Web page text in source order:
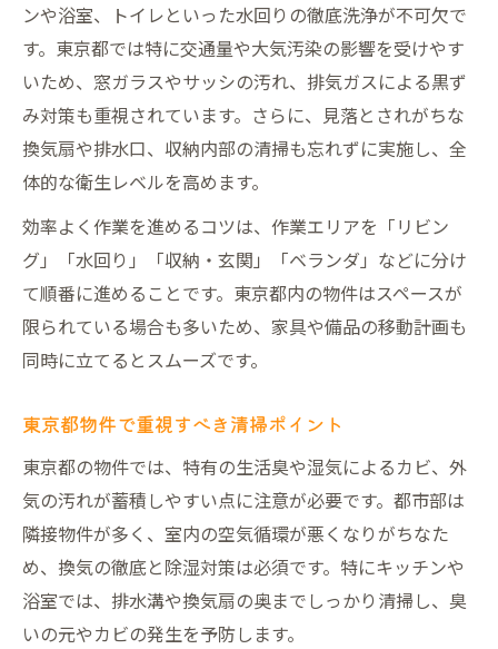
東京都物件における清掃の最新動向を解説
空室清掃の最新技術と東京都物件の傾向
東京都のハウスクリーニング業者最新事情
空室清掃現場で注目される新サービス
ハウスクリーニング東京おすすめの動向
空室の徹底清掃で資産価値を守る方法
空室清掃が資産価値維持に与える影響
東京都物件で徹底清掃を行うメリット
ハウスクリーニング空室できる価値向上策
東京の空室清掃で差をつけるポイント
入居者満足度を高める空室ケアのポイント
空室清掃で入居者満足度を向上させる方法
東京都の物件で重視する清掃の工夫
ハウスクリーニング業者選びと満足度向上
部屋掃除業者東京のサービス活用法
ンや浴室、トイレといった水回りの徹底洗浄が不可欠で
す。東京都では特に交通量や大気汚染の影響を受けやす
いため、窓ガラスやサッシの汚れ、排気ガスによる黒ず
み対策も重視されています。さらに、見落とされがちな
換気扇や排水口、収納内部の清掃も忘れずに実施し、全
体的な衛生レベルを高めます。
効率よく作業を進めるコツは、作業エリアを「リビン
グ」「水回り」「収納・玄関」「ベランダ」などに分け
て順番に進めることです。東京都内の物件はスペースが
限られている場合も多いため、家具や備品の移動計画も
同時に立てるとスムーズです。
東京都物件で重視すべき清掃ポイント
東京都の物件では、特有の生活臭や湿気によるカビ、外
気の汚れが蓄積しやすい点に注意が必要です。都市部は
隣接物件が多く、室内の空気循環が悪くなりがちなた
め、換気の徹底と除湿対策は必須です。特にキッチンや
浴室では、排水溝や換気扇の奥までしっかり清掃し、臭
いの元やカビの発生を予防します。